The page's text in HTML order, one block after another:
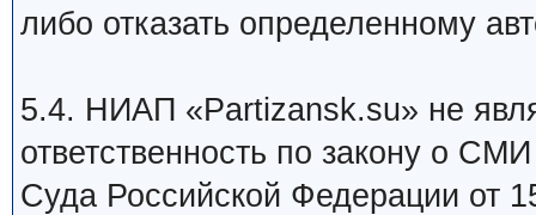
либо отказать определенному
5.4. НИАП «Partizansk.su» не
ответственность по закону о
Суда Российской Федерации от